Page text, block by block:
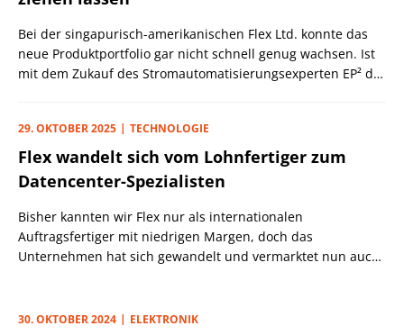
Bei der singapurisch-amerikanischen Flex Ltd. konnte das
neue Produktportfolio gar nicht schnell genug wachsen. Ist
mit dem Zukauf des Stromautomatisierungsexperten EP² der
29. OKTOBER 2025 TECHNOLOGIE
Flex wandelt sich vom Lohnfertiger zum
Datencenter-Spezialisten
Bisher kannten wir Flex nur als internationalen
Auftragsfertiger mit niedrigen Margen, doch das
Unternehmen hat sich gewandelt und vermarktet nun auch
30. OKTOBER 2024 ELEKTRONIK